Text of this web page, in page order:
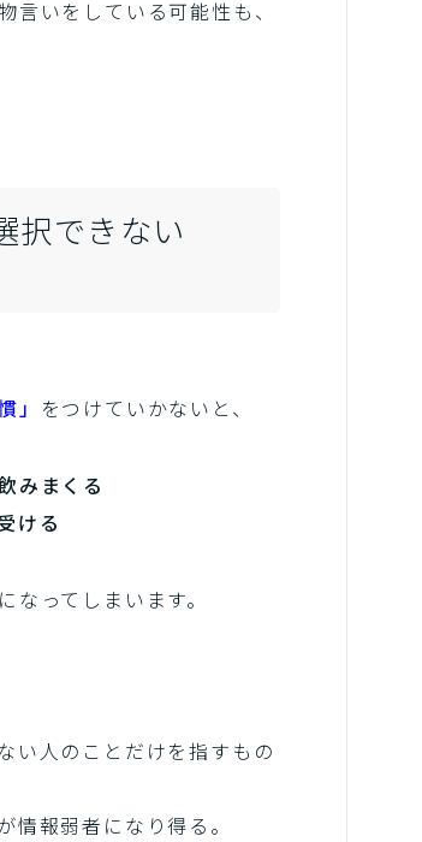
いをしている可能性も、
択できない
」 をつけていかないと、
みまくる
ける
ってしまいます。
い人のことだけを指すもの
情報弱者になり得る。